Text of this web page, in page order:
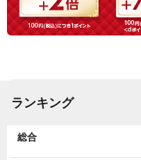
ランキング
総合